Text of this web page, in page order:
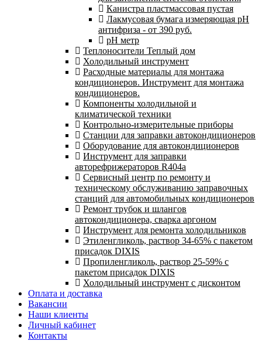
Канистра пластмассовая пустая
Лакмусовая бумага измеряющая pH
антифриза - от 390 руб.
pH метр
Теплоносители Теплый дом
Холодильный инструмент
Расходные материалы для монтажа
кондиционеров. Инструмент для монтажа
кондиционеров.
Компоненты холодильной и
климатической техники
Контрольно-измерительные приборы
Станции для заправки автокондиционеров
Оборудование для автокондиционеров
Инструмент для заправки
авторефрижераторов R404a
Сервисный центр по ремонту и
техническому обслуживанию заправочных
станций для автомобильных кондиционеров
Ремонт трубок и шлангов
автокондиционера, сварка аргоном
Инструмент для ремонта холодильников
Этиленгликоль, раствор 34-65% с пакетом
присадок DIXIS
Пропиленгликоль, раствор 25-59% с
пакетом присадок DIXIS
Холодильный инструмент с дисконтом
Оплата и доставка
Вакансии
Наши клиенты
Личный кабинет
Контакты